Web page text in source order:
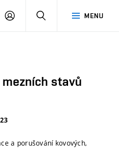
MENU
PŘIHLÁSIT
stavů
a porušování kovových,